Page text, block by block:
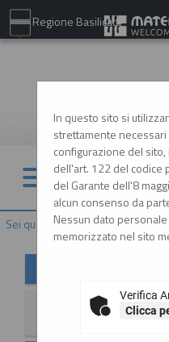
Regione Basilicata
Sei qui: Home»Informazioni»
In questo sito si
strettamente
configurazione del
dell'art. 122 del codice
del Garante dell'8
alcun consenso da
Nessun dato
memorizzato nel sito
Verifica
Clicca
La ricerca ha